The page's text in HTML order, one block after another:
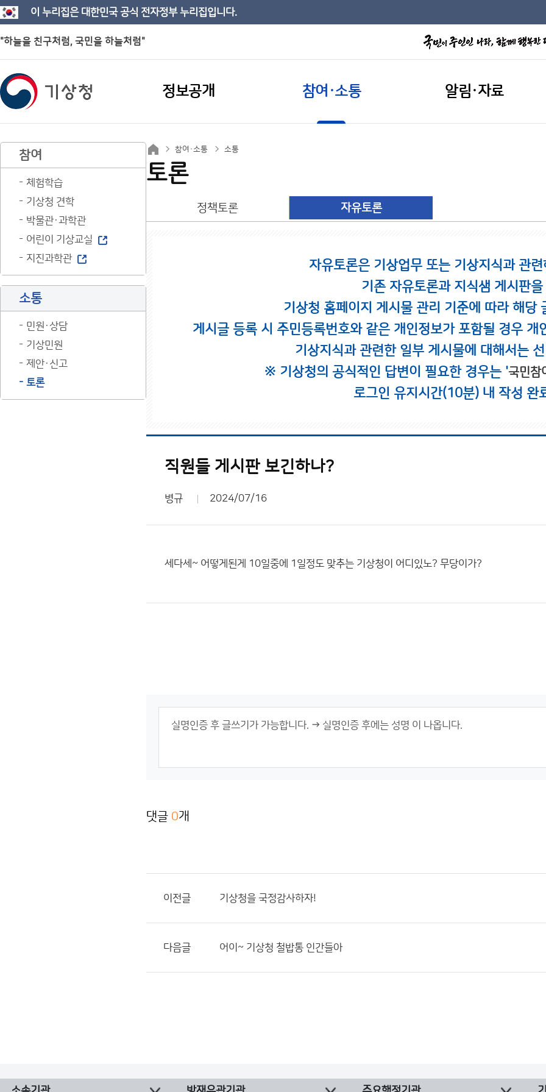
이 누리집은 대한민국 공식 전자정부 누리집입니다.
"하늘을 친구처럼, 국민을 하늘처럼"
정보공개 참여·소통 알림·자료
참여
체험학습
기상청 견학
박물관·과학관
어린이 기상교실
지진과학관
소통
민원·상담
기상민원
제안·신고
토론
참여·소통 소통
토론
정책토론 자유토론
자유토론은 기상업무 또는 기상지식과 관
기존 자유토론과 지식샘 게시판
기상청 홈페이지 게시물 관리 기준에 따라 해당
게시글 등록 시 주민등록번호와 같은 개인정보가 포함될 경우
기상지식과 관련한 일부 게시물에 대해서는
※ 기상청의 공식적인 답변이 필요한 경우는 '국민참
로그인 유지시간(10분) 내 작성 완
직원들 게시판 보긴하나?
병규 2024/07/16
세다세~ 어떻게된게 10일중에 1일정도 맞추는 기상청이 어디있노? 무당이가?
댓글 0개
이전글 기상청을 국정감사하자!
다음글 어이~ 기상청 철밥통 인간들아